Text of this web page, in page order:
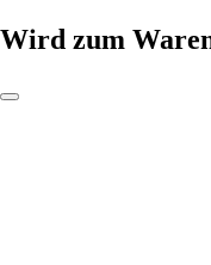
Wird zum